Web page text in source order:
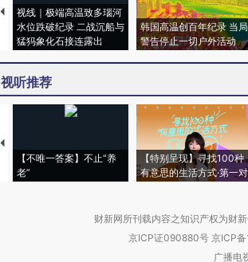
视线｜极端高温致多瑙河
水位跌破纪录 二战沉船与
猛犸象化石接连露出
韩国高温创百年纪录 当局
警告停止一切户外活动
视听推荐
【不唯一答案】不止“养
老”
【特别呈现】寻找100种
有意思的生活方式·第一对
财新网所刊载内容之知识产权为财
京ICP证090880号 京ICP
广播电